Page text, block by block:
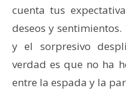
cuenta tus
deseos y
y el sorpresivo
verdad es que no ha
entre la espada y la